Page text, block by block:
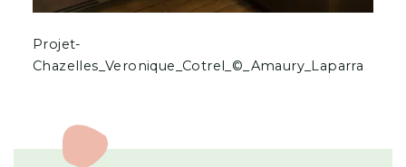
Projet-
Chazelles_Veronique_Cotrel_©_Amaury_Laparra